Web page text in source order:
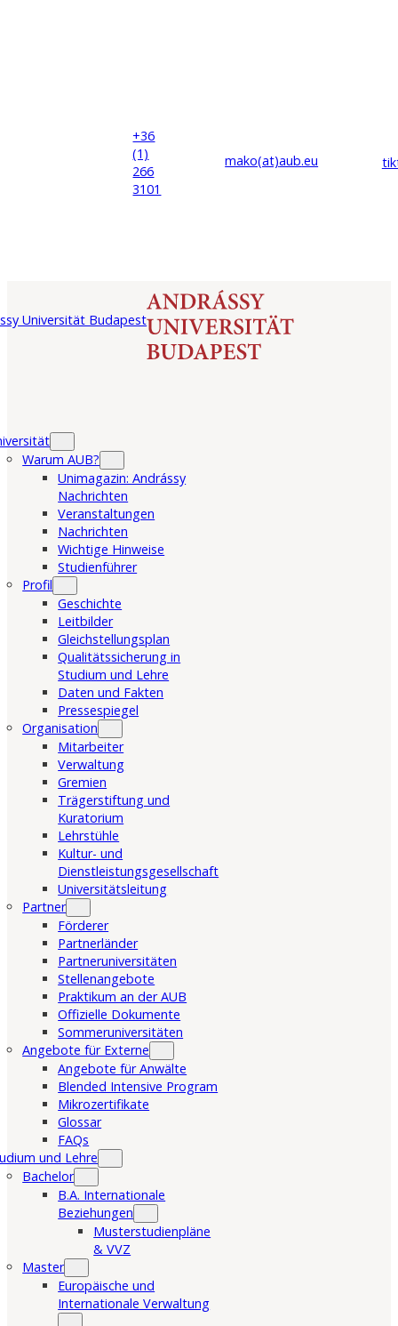
+36
(1)
266
3101
mako(at)aub.eu
Warum AUB?
Unimagazin: Andrássy
Nachrichten
Veranstaltungen
Nachrichten
Wichtige Hinweise
Studienführer
Profil
Geschichte
Leitbilder
Gleichstellungsplan
Qualitätssicherung in
Studium und Lehre
Daten und Fakten
Pressespiegel
Organisation
Mitarbeiter
Verwaltung
Gremien
Trägerstiftung und
Kuratorium
Lehrstühle
Kultur- und
Dienstleistungsgesellschaft
Universitätsleitung
Partner
Förderer
Partnerländer
Partneruniversitäten
Stellenangebote
Praktikum an der AUB
Offizielle Dokumente
Sommeruniversitäten
Angebote für Externe
Angebote für Anwälte
Blended Intensive Program
Mikrozertifikate
Glossar
FAQs
und Lehre
Bachelor
B.A. Internationale
Beziehungen
Musterstudienpläne
& VVZ
Master
Europäische und
Internationale Verwaltung